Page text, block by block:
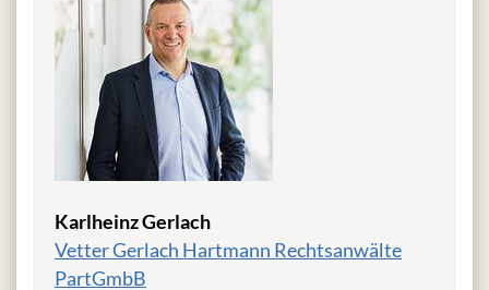
Karlheinz Gerlach
Vetter Gerlach Hartmann Rechtsanwälte
PartGmbB